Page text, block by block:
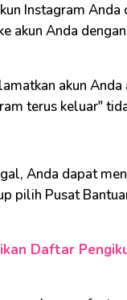
Instagram
akun Anda
akun
terus keluar"
Anda dapat
pilih Pusat
Daftar